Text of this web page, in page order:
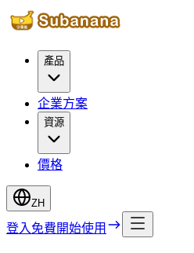
產品
企業方案
資源
價格
ZH
登入 免費開始使用